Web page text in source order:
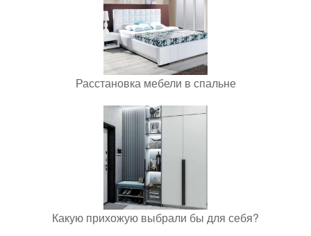
Расстановка мебели в спальне
Какую прихожую выбрали бы для себя?